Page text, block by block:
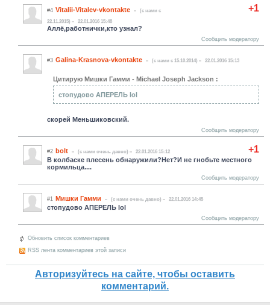
+1
#4 Vitalii-Vitalev-vkontakte
(c нами с
22.11.2015)
22.01.2016 15:48
Аллё,работнички,кто узнал?
Сообщить модератору
#3 Galina-Krasnova-vkontakte (c нами с 15.10.2014) 22.01.2016 15:13
Цитирую Мишки Гамми - Michael Joseph Jackson :
стопудово АПЕРЕЛЬ lol
скорей Меньшиковский.
Сообщить модератору
+1
#2 bolt (c нами очень давно) 22.01.2016 15:12
В колбаске плесень обнаружили?Нет?И не гнобьте местного
кормильца....
Сообщить модератору
#1 Мишки Гамми (c нами очень давно) 22.01.2016 14:45
стопудово АПЕРЕЛЬ lol
Сообщить модератору
Обновить список комментариев
RSS лента комментариев этой записи
Авторизуйтесь на сайте, чтобы оставить
комментарий.